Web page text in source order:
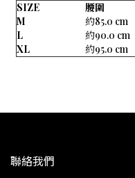
SIZE 腰圍
M
約85.0 cm
L
約90.0 cm
XL
約95.0 cm
聯絡我們